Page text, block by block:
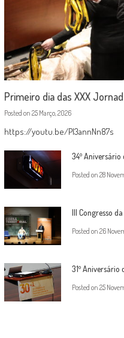
Primeiro dia das XXX
Posted on 25 Março, 2026
https://youtu.be/PI3annNn87s
34º
Posted on 28
III Congresso
Posted on 26
31º Aniversário
Posted on 25